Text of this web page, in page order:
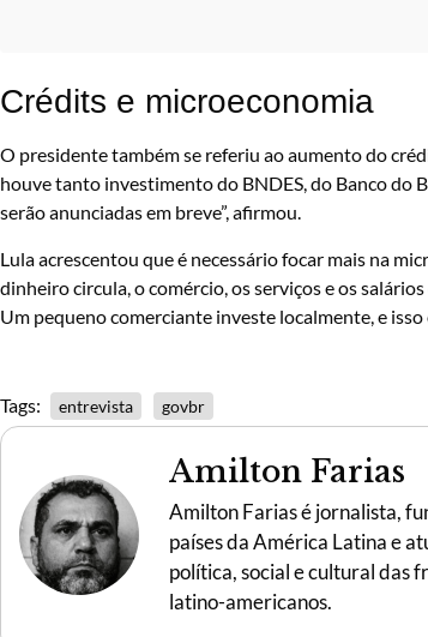
Crédits e microeconomia
O presidente também se referiu ao aumento do
houve tanto investimento do BNDES, do Banco do
serão anunciadas em breve”, afirmou.
Lula acrescentou que é necessário focar mais na
dinheiro circula, o comércio, os serviços e os
Um pequeno comerciante investe localmente, e isso
Tags: entrevista govbr
Amilton Farias
Amilton Farias é jornalista,
países da América Latina e
política, social e cultural das
latino-americanos.